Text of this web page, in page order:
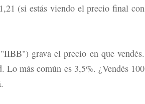
(si estás viendo el precio final con
grava el precio en que vendés.
más común es 3,5%. ¿Vendés 100